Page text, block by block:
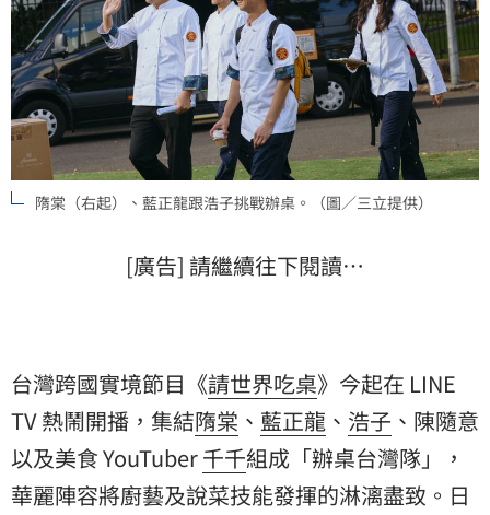
隋棠（右起）、藍正龍跟浩子挑戰辦桌。（圖／三立提供）
[廣告] 請繼續往下閱讀…
台灣跨國實境節目《請世界吃桌》今起在 LINE
TV 熱鬧開播，集結隋棠 、 藍正龍 、 浩子 、陳隨意
以及美食 YouTuber千千組成「辦桌台灣隊」，
華麗陣容將廚藝及說菜技能發揮的淋漓盡致。日